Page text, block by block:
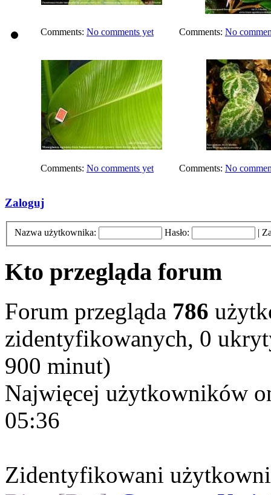
Comments: No comments yet Comments: No
Comments: No comments yet Comments: No
Zaloguj
Nazwa użytkownika: Hasło: |
Kto przegląda forum
Forum przegląda 786
zidentyfikowanych, 0
900 minut)
Najwięcej użytkowników
05:36
Zidentyfikowani